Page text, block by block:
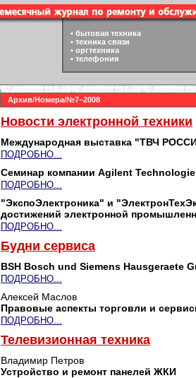
• бытовая техника
• техника связи
• оргтехника
• телефония
Архив/Номера/№7–2008
Новости электронной техники
Международная выставка "ТВЧ
ПОДРОБНО...
Семинар компании Agilent
ПОДРОБНО...
"ЭкспоЭлектроника" и
достижений электронной
ПОДРОБНО...
Будни сервиса
BSH Bosch und Siemens Hausgeraete
ПОДРОБНО...
Алексей Маслов
Правовые аспекты торговли и
ПОДРОБНО...
Телевизионная техника
Владимир Петров
Устройство и ремонт панелей ЖКИ